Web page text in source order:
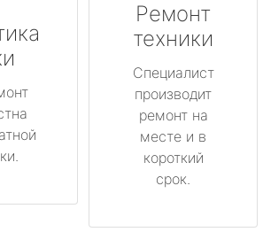
Ремонт
техники
Специалист
производит
ремонт на
месте и в
короткий
срок.